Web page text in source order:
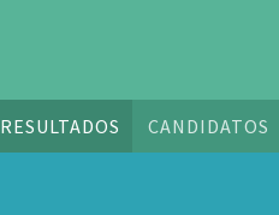
RESULTADOS CANDIDATOS